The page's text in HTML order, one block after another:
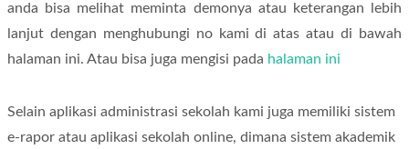
anda bisa melihat meminta demonya atau keterangan lebih
lanjut dengan menghubungi no kami di atas atau di bawah
halaman ini. Atau bisa juga mengisi pada halaman ini
Selain aplikasi administrasi sekolah kami juga memiliki sistem
e-rapor atau aplikasi sekolah online, dimana sistem akademik